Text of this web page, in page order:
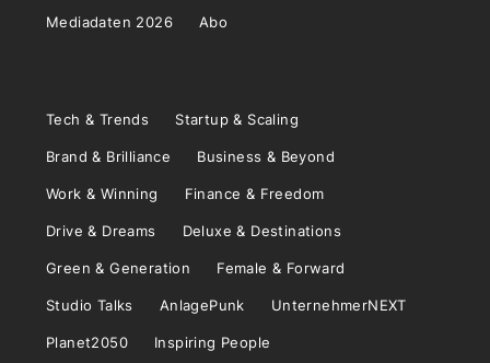
Mediadaten 2026 Abo
Tech & Trends Startup & Scaling
Brand & Brilliance Business & Beyond
Work & Winning Finance & Freedom
Drive & Dreams Deluxe & Destinations
Green & Generation Female & Forward
Studio Talks AnlagePunk UnternehmerNEXT
Planet2050 Inspiring People